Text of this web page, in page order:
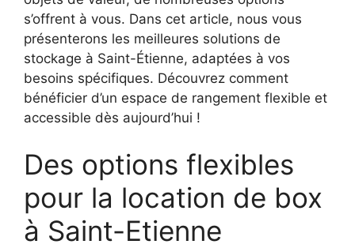
s’offrent à vous. Dans cet article, nous vous
présenterons les meilleures solutions de
stockage à Saint-Étienne, adaptées à vos
besoins spécifiques. Découvrez comment
bénéficier d’un espace de rangement flexible et
accessible dès aujourd’hui !
Des options flexibles
pour la location de box
à Saint-Etienne